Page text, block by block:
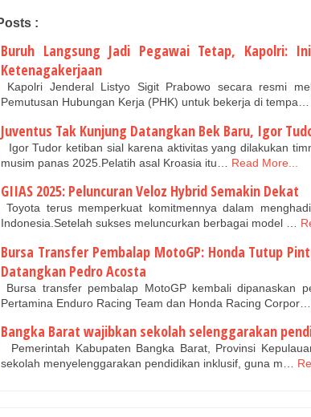
:
Buruh Langsung Jadi Pegawai Tetap, Kapolri:
Ketenagakerjaan
Kapolri Jenderal Listyo Sigit Prabowo secara resmi
Pemutusan Hubungan Kerja (PHK) untuk bekerja di tempa…
Juventus Tak Kunjung Datangkan Bek Baru, Igor
Igor Tudor ketiban sial karena aktivitas yang dilakukan
musim panas 2025.Pelatih asal Kroasia itu…
Read More...
GIIAS 2025: Peluncuran Veloz Hybrid Semakin Dekat
Toyota terus memperkuat komitmennya dalam
Indonesia.Setelah sukses meluncurkan berbagai model …
Bursa Transfer Pembalap MotoGP: Honda Tutup
Datangkan Pedro Acosta
Bursa transfer pembalap MotoGP kembali dipanaskan
Pertamina Enduro Racing Team dan Honda Racing Corpor…
Bangka Barat wajibkan sekolah selenggarakan
Pemerintah Kabupaten Bangka Barat, Provinsi
sekolah menyelenggarakan pendidikan inklusif, guna m…